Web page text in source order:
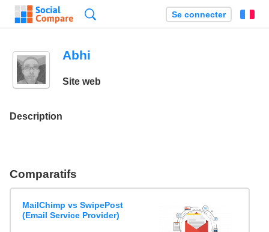
Se connecter
Abhi
Site web
Description
Comparatifs
MailChimp vs SwipePost
(Email Service Provider)